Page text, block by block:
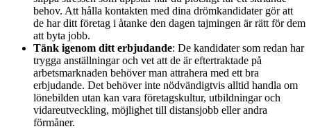
behov. Att hålla kontakten med dina drömkandidater gör att
de har ditt företag i åtanke den dagen tajmingen är rätt för dem
att byta jobb.
Tänk igenom ditt erbjudande: De kandidater som redan har
trygga anställningar och vet att de är eftertraktade på
arbetsmarknaden behöver man attrahera med ett bra
erbjudande. Det behöver inte nödvändigtvis alltid handla om
lönebilden utan kan vara företagskultur, utbildningar och
vidareutveckling, möjlighet till distansjobb eller andra
förmåner.